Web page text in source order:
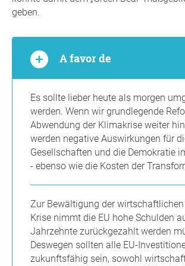
geben.
A favor de
Es sollte lieber heute als morgen
werden. Wenn wir grundlegende
Abwendung der Klimakrise weiter
werden negative Auswirkungen für
Gesellschaften und die Demokratie
- ebenso wie die Kosten der
Zur Bewältigung der
Krise nimmt die EU hohe Schulden
Jahrzehnte zurückgezahlt werden
Deswegen sollten alle EU-
zukunftsfähig sein, sowohl